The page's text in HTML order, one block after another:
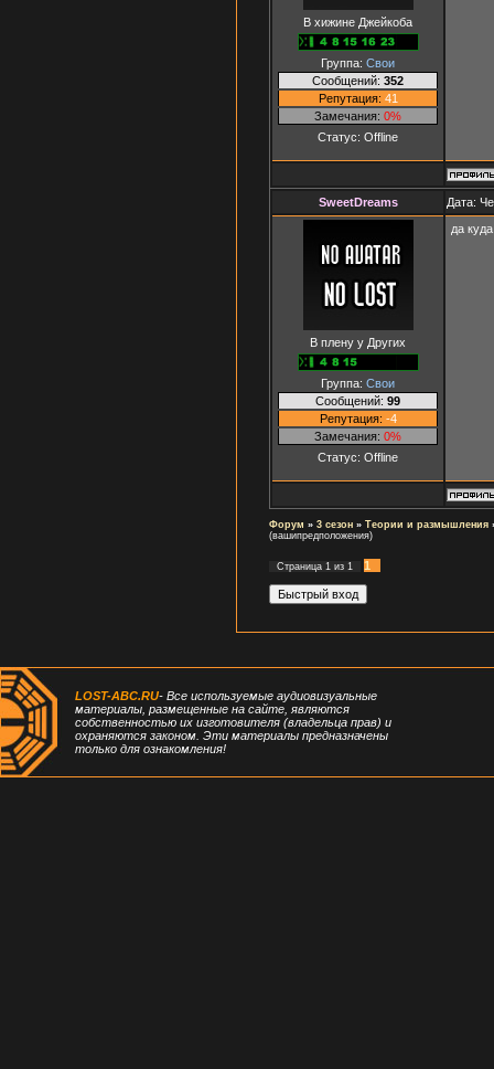
В хижине Джейкоба
Группа: Свои
Сообщений: 352
Репутация: 41
Замечания: 0%
Статус: Offline
SweetDreams Дата:
В плену у Других
Группа: Свои
Сообщений: 99
Репутация: -4
Замечания: 0%
Статус: Offline
да
Форум » 3 сезон » Теории и размышления
(вашипредположения)
Страница 1 из 1 1
LOST-ABC.RU- Все используемые аудиовизуальные
материалы, размещенные на сайте, являются
собственностью их изготовителя (владельца прав) и
охраняются законом. Эти материалы предназначены
только для ознакомления!